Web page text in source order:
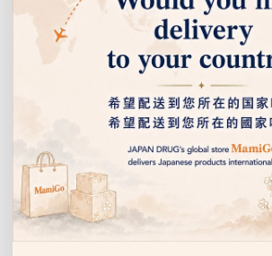
02
치주병(치은염·치주염) 예방
치주병의 원인이 되는 세균을 살균하고 잇몸 염증
치주염 예방과 건강한 구강 환경 유지를 서포트합
03
시림·잇몸 고민을 하나로 케어
고객센터
선물, 할인 이벤트 등을 누구보다 먼저 알려드
이
일